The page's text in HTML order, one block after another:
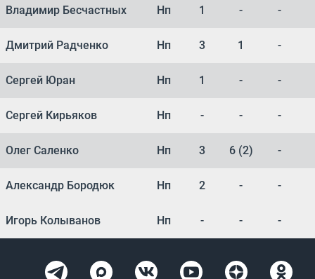
Владимир Бесчастных Нп 1 - -
Дмитрий Радченко Нп 3 1 -
Сергей Юран Нп 1 - -
Сергей Кирьяков Нп - - -
Олег Саленко Нп 3 6 (2) -
Александр Бородюк Нп 2 - -
Игорь Колыванов Нп - - -